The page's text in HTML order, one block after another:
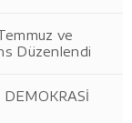
ve
Düzenlendi